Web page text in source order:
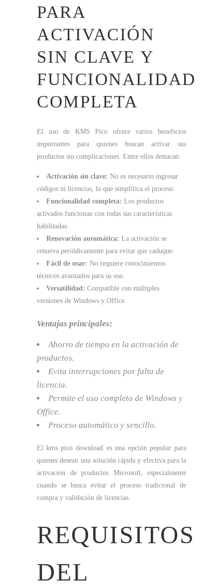
PARA
ACTIVACIÓN
SIN CLAVE Y
FUNCIONALIDAD
COMPLETA
El uso de KMS Pico ofrece varios beneficios
importantes para quienes buscan activar sus
productos sin complicaciones. Entre ellos destacan:
Activación sin clave: No es necesario ingresar
códigos ni licencias, lo que simplifica el proceso.
Funcionalidad completa: Los productos
activados funcionan con todas sus características
habilitadas.
Renovación automática: La activación se
renueva periódicamente para evitar que caduque.
Fácil de usar: No requiere conocimientos
técnicos avanzados para su uso.
Versatilidad: Compatible con múltiples
versiones de Windows y Office.
Ventajas principales:
Ahorro de tiempo en la activación de
productos.
Evita interrupciones por falta de
licencia.
Permite el uso completo de Windows y
Office.
Proceso automático y sencillo.
El kms pico download es una opción popular para
quienes desean una solución rápida y efectiva para la
activación de productos Microsoft, especialmente
cuando se busca evitar el proceso tradicional de
compra y validación de licencias.
REQUISITOS
DEL